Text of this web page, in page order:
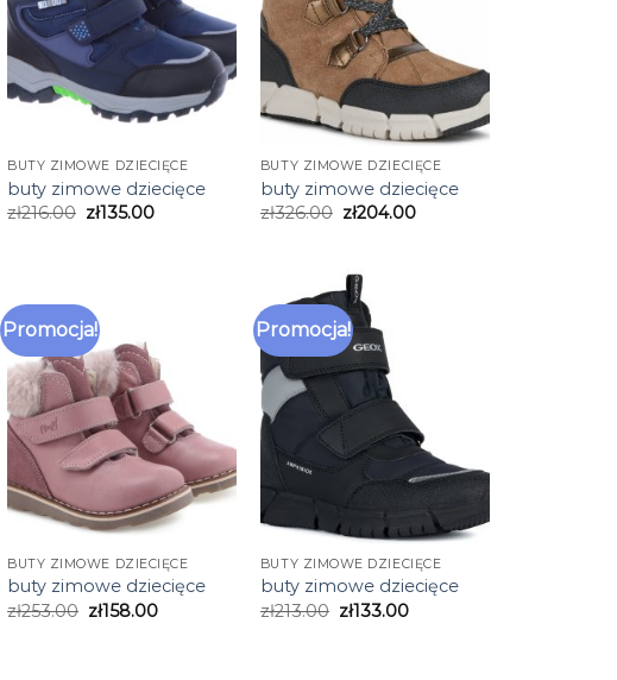
BUTY ZIMOWE DZIECIĘCE
buty zimowe dziecięce
zł216.00 zł135.00
BUTY ZIMOWE DZIECIĘCE
buty zimowe dziecięce
zł326.00 zł204.00
Promocja!
BUTY ZIMOWE DZIECIĘCE
buty zimowe dziecięce
zł253.00 zł158.00
Promocja!
BUTY ZIMOWE DZIECIĘCE
buty zimowe dziecięce
zł213.00 zł133.00